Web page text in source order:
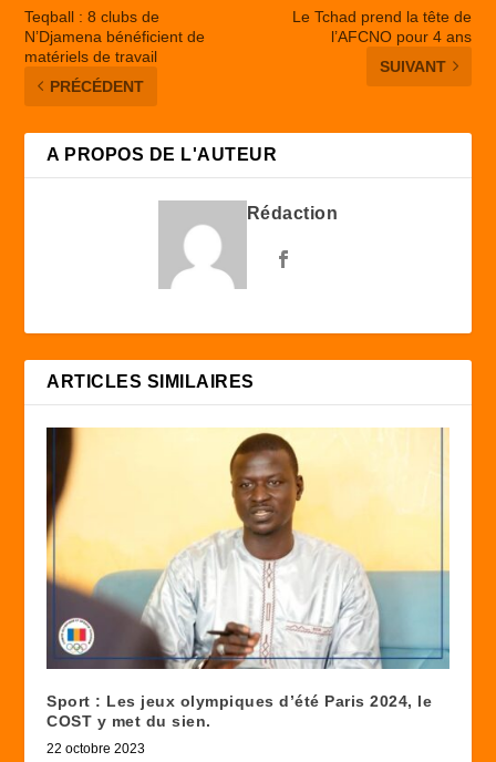
Teqball : 8 clubs de
N’Djamena bénéficient de
matériels de travail
PRÉCÉDENT
Le Tchad prend la tête de
l’AFCNO pour 4 ans
SUIVANT
A PROPOS DE L'AUTEUR
Rédaction
ARTICLES SIMILAIRES
Sport : Les jeux olympiques d’été Paris 2024, le
COST y met du sien.
22 octobre 2023